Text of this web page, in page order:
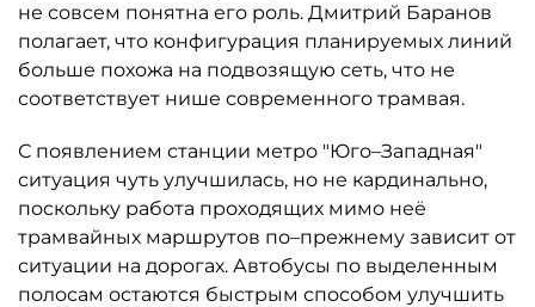
не совсем понятна его роль. Дмитрий Баранов
полагает, что конфигурация планируемых линий
больше похожа на подвозящую сеть, что не
соответствует нише современного трамвая.
С появлением станции метро "Юго–Западная"
ситуация чуть улучшилась, но не кардинально,
поскольку работа проходящих мимо неё
трамвайных маршрутов по–прежнему зависит от
ситуации на дорогах. Автобусы по выделенным
полосам остаются быстрым способом улучшить